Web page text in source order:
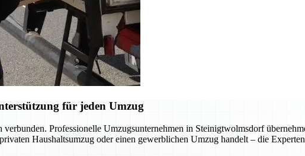
für jeden Umzug
Professionelle Umzugsunternehmen in Steinigtwolmsdorf
Haushaltsumzug oder einen gewerblichen Umzug handelt – die